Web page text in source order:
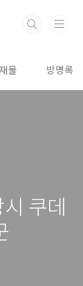
물 방명록
쿠데